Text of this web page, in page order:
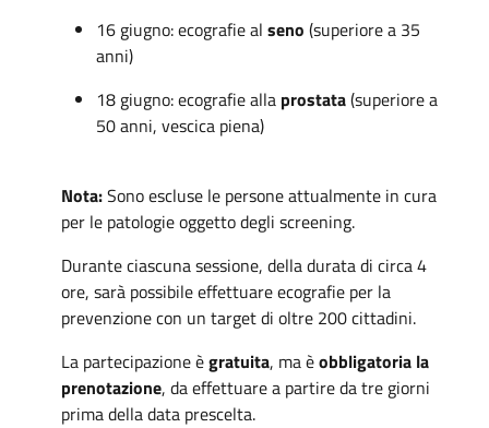
16 giugno: ecografie al seno (superiore a 35
anni)
18 giugno: ecografie alla prostata(superiore a
50 anni, vescica piena)
Nota:Sono escluse le persone attualmente in cura
per le patologie oggetto degli screening.
Durante ciascuna sessione, della durata di circa 4
ore, sarà possibile effettuare ecografie per la
prevenzione con un target di oltre 200 cittadini.
La partecipazione ègratuita, ma èobbligatoria la
prenotazione, da effettuare a partire da tre giorni
prima della data prescelta.